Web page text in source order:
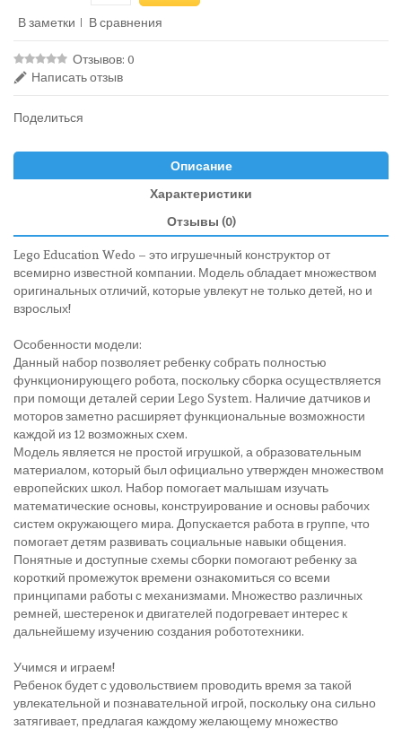
В заметки В сравнения
Отзывов: 0
Написать отзыв
Поделиться
Описание
Характеристики
Отзывы (0)
Lego Education Wedo – это игрушечный конструктор от
всемирно известной компании. Модель обладает множеством
оригинальных отличий, которые увлекут не только детей, но и
взрослых!
Особенности модели:
Данный набор позволяет ребенку собрать полностью
функционирующего робота, поскольку сборка осуществляется
при помощи деталей серии Lego System. Наличие датчиков и
моторов заметно расширяет функциональные возможности
каждой из 12 возможных схем.
Модель является не простой игрушкой, а образовательным
материалом, который был официально утвержден множеством
европейских школ. Набор помогает малышам изучать
математические основы, конструирование и основы рабочих
систем окружающего мира. Допускается работа в группе, что
помогает детям развивать социальные навыки общения.
Понятные и доступные схемы сборки помогают ребенку за
короткий промежуток времени ознакомиться со всеми
принципами работы с механизмами. Множество различных
ремней, шестеренок и двигателей подогревает интерес к
дальнейшему изучению создания робототехники.
Учимся и играем!
Ребенок будет с удовольствием проводить время за такой
увлекательной и познавательной игрой, поскольку она сильно
затягивает, предлагая каждому желающему множество